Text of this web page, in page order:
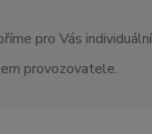
pro Vás
provozovatele.